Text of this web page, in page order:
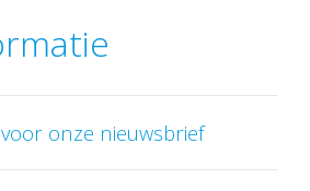
onze nieuwsbrief